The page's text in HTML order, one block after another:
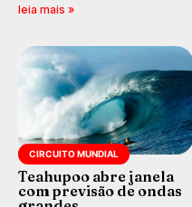
resgatando a cultura polinésia
prática em esporte e indústria.
leia mais »
CIRCUITO MUNDIAL
Teahupoo abre janela
com previsão de ondas